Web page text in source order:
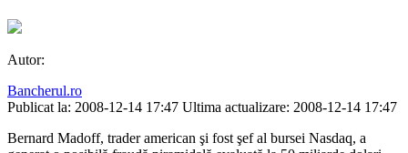
Autor:
Bancherul.ro
Publicat la: 2008-12-14 17:47 Ultima actualizare: 2008-12-14 17:47
Bernard Madoff, trader american şi fost şef al bursei Nasdaq, a